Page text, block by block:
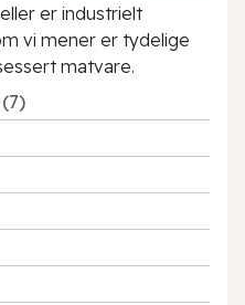
er industrielt
vi mener er tydelige
matvare.